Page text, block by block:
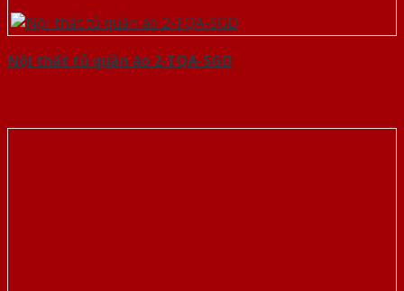
Nội thất tủ quần áo 2-TQA-SGD